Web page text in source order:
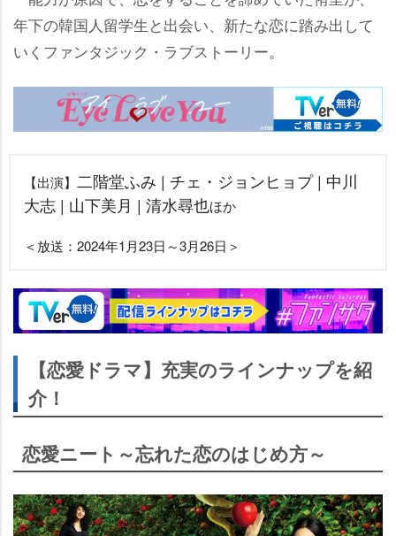
年下の韓国人留学生と出会い、新たな恋に踏み出して
いくファンタジック・ラブストーリー。
【出演】 二階堂ふみ | チェ・ジョンヒョプ | 中川
大志 | 山下美月 | 清水尋也ほか
＜放送：2024年1月23日～3月26日＞
【恋愛ドラマ】充実のラインナップを紹
介！
恋愛ニート～忘れた恋のはじめ方～